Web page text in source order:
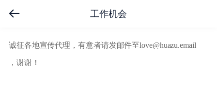
工作机会
诚征各地宣传代理，有意者请发邮件至love@huazu.email
，谢谢！